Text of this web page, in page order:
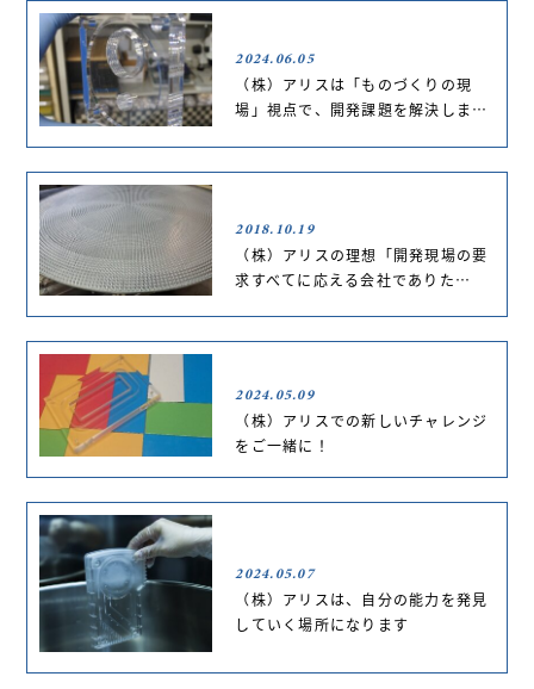
2024.06.05
（株）アリスは「ものづくりの現
場」視点で、開発課題を解決しま…
2018.10.19
（株）アリスの理想「開発現場の要
求すべてに応える会社でありた…
2024.05.09
（株）アリスでの新しいチャレンジ
をご一緒に！
2024.05.07
（株）アリスは、自分の能力を発見
していく場所になります